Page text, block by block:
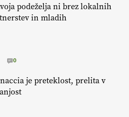
podeželja ni brez lokalnih
in mladih
0
je preteklost, prelita v